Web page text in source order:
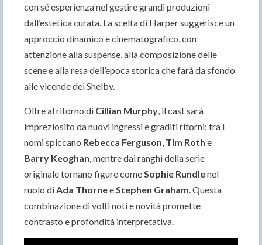
con sé esperienza nel gestire grandi produzioni
dall’estetica curata. La scelta di Harper suggerisce un
approccio dinamico e cinematografico, con
attenzione alla suspense, alla composizione delle
scene e alla resa dell’epoca storica che farà da sfondo
alle vicende dei Shelby.
Oltre al ritorno di Cillian Murphy, il cast sarà
impreziosito da nuovi ingressi e graditi ritorni: tra i
nomi spiccano Rebecca Ferguson, Tim Roth e
Barry Keoghan, mentre dai ranghi della serie
originale tornano figure comeSophie Rundlenel
ruolo diAda ThorneeStephen Graham. Questa
combinazione di volti noti e novità promette
contrasto e profondità interpretativa.